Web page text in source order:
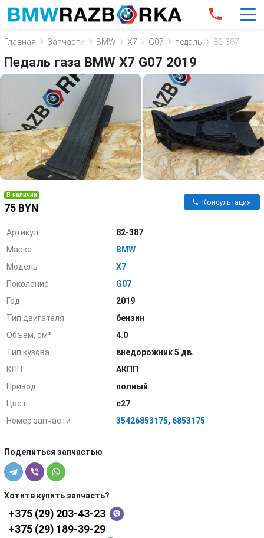
Главная Запчасти BMW X7 G07 педаль 82-387
Педаль газа BMW X7 G07 2019
В наличии
75 BYN
Консультация
Артикул
82-387
Марка
BMW
Модель
X7
Поколение
G07
Год
2019
Тип двигателя
бензин
Объем, см³
4.0
Тип кузова
внедорожник 5 дв.
КПП
АКПП
Привод
полный
Цвет
c27
Номер запчасти
35426853175, 6853175
Поделиться запчастью
Хотите купить запчасть?
+375 (29) 203-43-23
+375 (29) 189-39-29